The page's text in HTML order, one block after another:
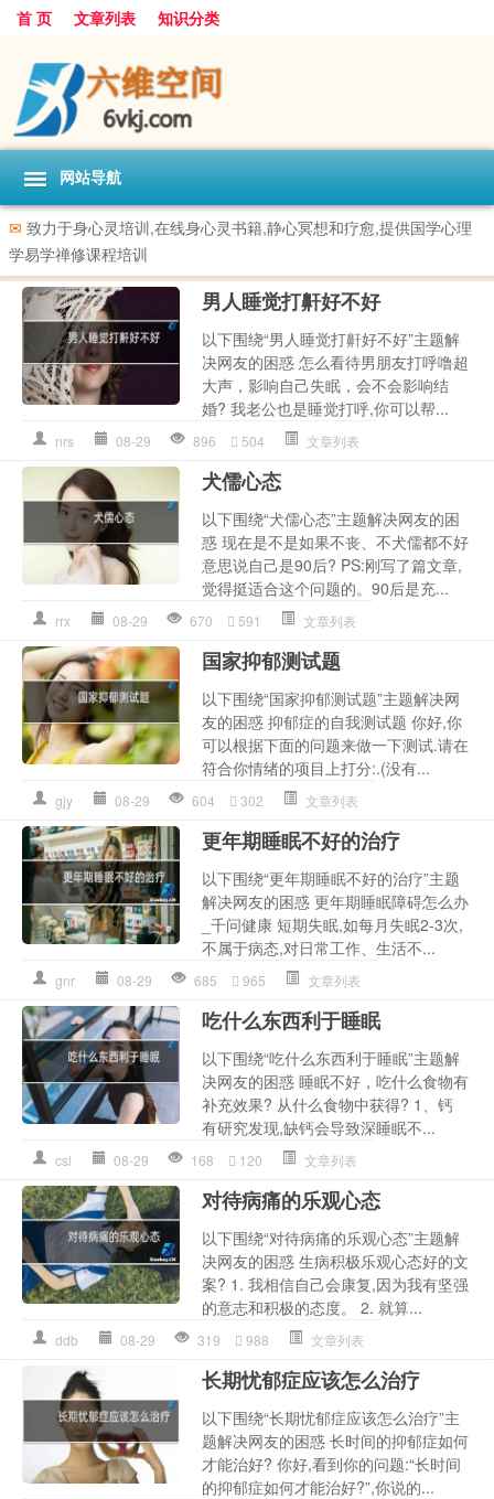
首 页 文章列表 知识分类
网站导航
✉ 致力于身心灵培训,在线身心灵书籍,静心冥想和疗愈,提供国学心理
学易学禅修课程培训
男人睡觉打鼾好不好
以下围绕“男人睡觉打鼾好不好”主题解
决网友的困惑 怎么看待男朋友打呼噜超
大声，影响自己失眠，会不会影响结
婚? 我老公也是睡觉打呼,你可以帮...
nrs 08-29 896 504 文章列表
犬儒心态
以下围绕“犬儒心态”主题解决网友的困
惑 现在是不是如果不丧、不犬儒都不好
意思说自己是90后? PS:刚写了篇文章,
觉得挺适合这个问题的。90后是充...
rrx 08-29 670 591 文章列表
国家抑郁测试题
以下围绕“国家抑郁测试题”主题解决网
友的困惑 抑郁症的自我测试题 你好,你
可以根据下面的问题来做一下测试.请在
符合你情绪的项目上打分:.(没有...
gjy 08-29 604 302 文章列表
更年期睡眠不好的治疗
以下围绕“更年期睡眠不好的治疗”主题
解决网友的困惑 更年期睡眠障碍怎么办
_千问健康 短期失眠,如每月失眠2-3次,
不属于病态,对日常工作、生活不...
gnr 08-29 685 965 文章列表
吃什么东西利于睡眠
以下围绕“吃什么东西利于睡眠”主题解
决网友的困惑 睡眠不好，吃什么食物有
补充效果? 从什么食物中获得? 1、钙
有研究发现,缺钙会导致深睡眠不...
csl 08-29 168 120 文章列表
对待病痛的乐观心态
以下围绕“对待病痛的乐观心态”主题解
决网友的困惑 生病积极乐观心态好的文
案? 1. 我相信自己会康复,因为我有坚强
的意志和积极的态度。 2. 就算...
ddb 08-29 319 988 文章列表
长期忧郁症应该怎么治疗
以下围绕“长期忧郁症应该怎么治疗”主
题解决网友的困惑 长时间的抑郁症如何
才能治好? 你好,看到你的问题:“长时间
的抑郁症如何才能治好?”,你说的...